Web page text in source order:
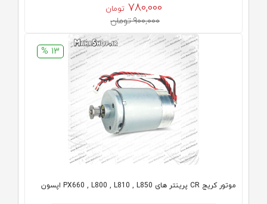
780,000 تومان
900,000 تومان
13 %
موتور کریج CR پرینتر های PX660 , L800 , L810 , L850 اپسون